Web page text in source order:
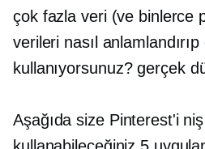
çok fazla veri (ve binlerce
verileri nasıl
kullanıyorsunuz?gerçek
Aşağıda size Pinterest'i